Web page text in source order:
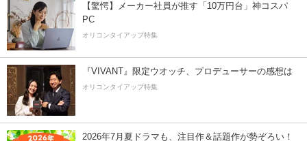
【驚愕】メーカー社員が推す「10万円台」神コスパ
PC
オリコンタイアップ特集
『VIVANT』限定ウオッチ、プロデューサーの感想は
オリコンタイアップ特集
2026年7月夏ドラマも、注目作＆話題作が勢ぞろい！